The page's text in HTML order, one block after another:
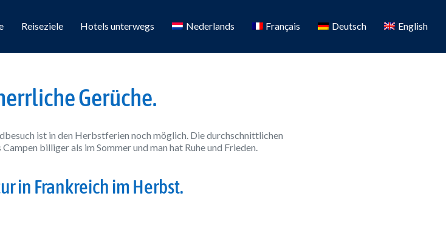
Reiseziele Hotels unterwegs Nederlands Français Deutsch English
Gerüche.
ist in den Herbstferien noch möglich. Die durchschnittlichen
billiger als im Sommer und man hat Ruhe und Frieden.
in Frankreich im Herbst.